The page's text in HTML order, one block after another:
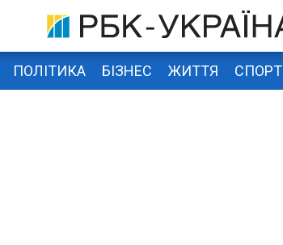
ПОЛІТИКА БІЗНЕС ЖИТТЯ СПОРТ